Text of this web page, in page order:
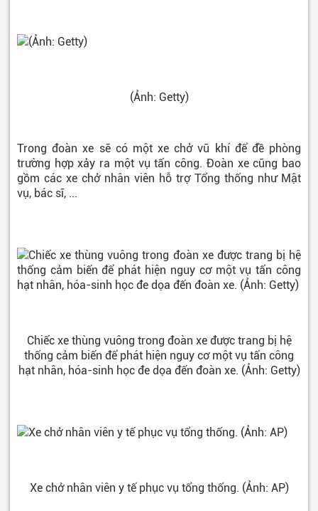
(Ảnh: Getty)
Trong đoàn xe sẽ có một xe chở vũ khí để đề phòng
trường hợp xảy ra một vụ tấn công. Đoàn xe cũng bao
gồm các xe chở nhân viên hỗ trợ Tổng thống như Mật
vụ, bác sĩ, ...
Chiếc xe thùng vuông trong đoàn xe được trang bị hệ
thống cảm biến để phát hiện nguy cơ một vụ tấn công
hạt nhân, hóa-sinh học đe dọa đến đoàn xe. (Ảnh: Getty)
Xe chở nhân viên y tế phục vụ tổng thống. (Ảnh: AP)